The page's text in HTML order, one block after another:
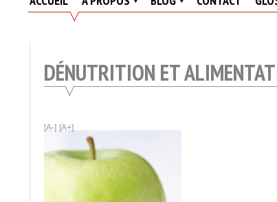
Actualités
Seniors
Et
DÉNUTRITION ET
[A-] [A+]